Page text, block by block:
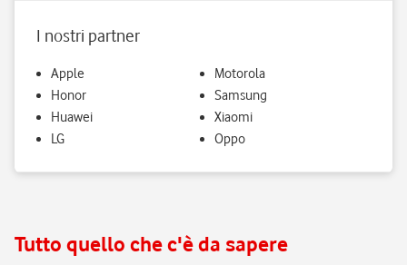
I nostri partner
Apple
Honor
Huawei
LG
Motorola
Samsung
Xiaomi
Oppo
Tutto quello che c'è da sapere